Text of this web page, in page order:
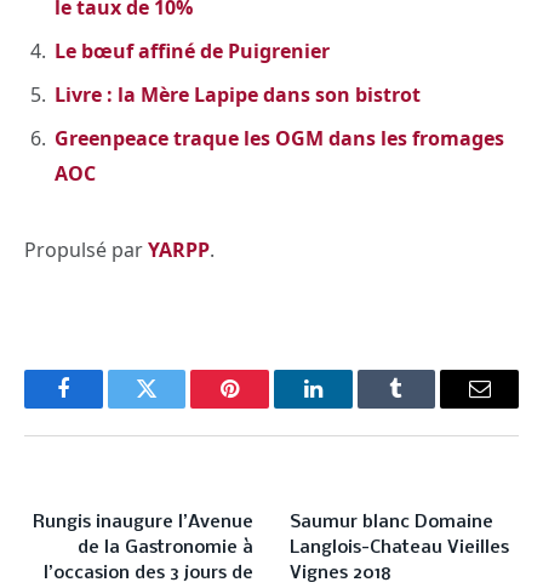
le taux de 10%
Le bœuf affiné de Puigrenier
Livre : la Mère Lapipe dans son bistrot
Greenpeace traque les OGM dans les fromages
AOC
Propulsé parYARPP.
FacebookTwitter Pinterest LinkedInTumblr Email
Rungis inaugure l’Avenue
de la Gastronomie à
l’occasion des 3 jours de
Saumur blanc Domaine
Langlois-Chateau Vieilles
Vignes 2018